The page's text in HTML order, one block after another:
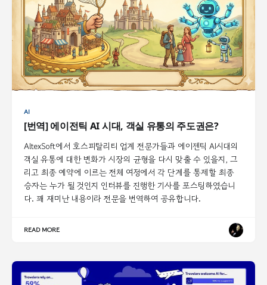
AI
[번역] 에이전틱 AI 시대, 객실 유통의 주도권은?
AltexSoft에서 호스피탈리티 업계 전문가들과 에이젠틱 AI시대의
객실 유통에 대한 변화가 시장의 균형을 다시 맞출 수 있을지, 그
리고 최종 예약에 이르는 전체 여정에서 각 단계를 통제할 최종
승자는 누가 될 것인지 인터뷰를 진행한 기사를 포스팅하였습니
다. 꽤 재미난 내용이라 전문을 번역하여 공유합니다.
READ MORE